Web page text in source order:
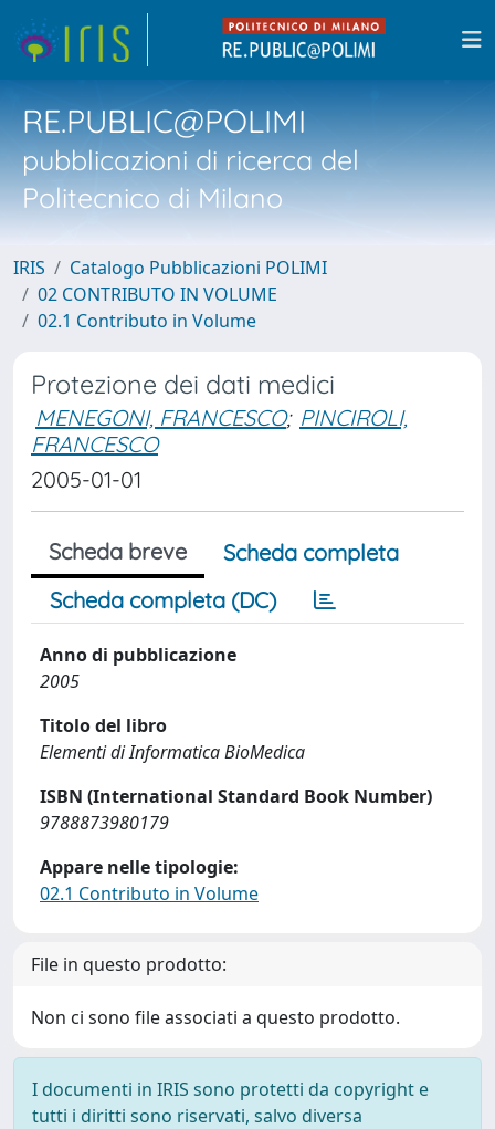
RE.PUBLIC@POLIMI
pubblicazioni di ricerca del
Politecnico di Milano
IRIS
Catalogo Pubblicazioni POLIMI
02 CONTRIBUTO IN VOLUME
02.1 Contributo in Volume
Protezione dei dati medici
MENEGONI, FRANCESCO; PINCIROLI,
FRANCESCO
2005-01-01
Scheda breve
Scheda completa
Scheda completa (DC)
Anno di pubblicazione
2005
Titolo del libro
Elementi di Informatica BioMedica
ISBN (International Standard Book Number)
9788873980179
Appare nelle tipologie:
02.1 Contributo in Volume
File in questo prodotto:
Non ci sono file associati a questo prodotto.
I documenti in IRIS sono protetti da copyright e
tutti i diritti sono riservati, salvo diversa